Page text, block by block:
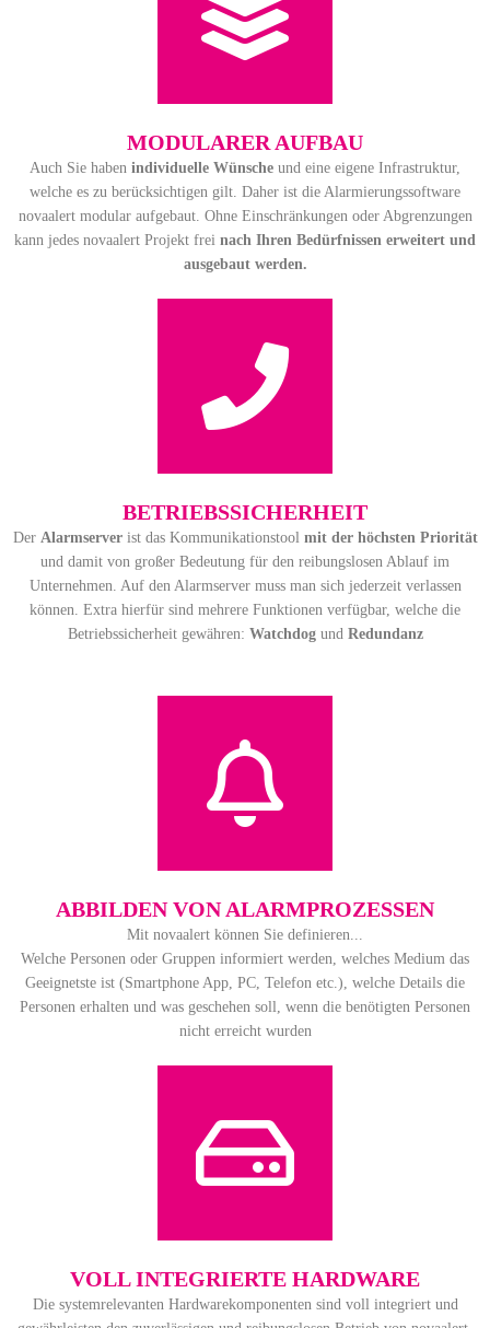
MODULARER AUFBAU
Auch Sie haben individuelle Wünsche und eine eigene Infrastruktur,
welche es zu berücksichtigen gilt. Daher ist die Alarmierungssoftware
novaalert modular aufgebaut. Ohne Einschränkungen oder Abgrenzungen
kann jedes novaalert Projekt frei nach Ihren Bedürfnissen erweitert und
ausgebaut werden.
BETRIEBS­SICHER­HEIT
Der Alarmserver ist das Kommunikationstool mit der höchsten Priorität
und damit von großer Bedeutung für den reibungslosen Ablauf im
Unternehmen. Auf den Alarmserver muss man sich jederzeit verlassen
können. Extra hierfür sind mehrere Funktionen verfügbar, welche die
Betriebssicherheit gewähren: Watchdog und Redundanz
ABBILDEN VON ALARM­PROZESSEN
Mit novaalert können Sie definieren...
Welche Personen oder Gruppen informiert werden, welches Medium das
Geeignetste ist (Smartphone App, PC, Telefon etc.), welche Details die
Personen erhalten und was geschehen soll, wenn die benötigten Personen
nicht erreicht wurden
VOLL INTEGRIERTE HARDWARE
Die systemrelevanten Hardwarekomponenten sind voll integriert und